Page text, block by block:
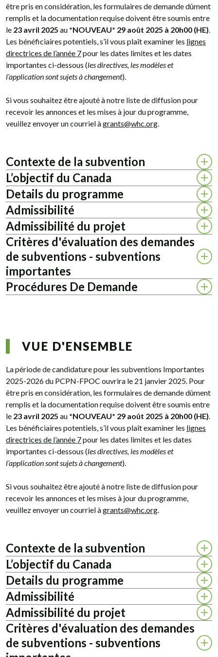
être pris en considération, les formulaires de demande dûment
remplis et la documentation requise doivent être soumis entre
le 23 avril 2025 au *NOUVEAU* 29 août 2025 à 20h00 (HE).
Les bénéficiaires potentiels, s’il vous plaît examiner les lignes
directrices de l’année 7pour les dates limites et les dates
importantes ci-dessous (les directives, les modèles et
l’application sont sujets à changement).
Si vous souhaitez être ajouté à notre liste de diffusion pour
recevoir les annonces et les mises à jour du programme,
veuillez envoyer un courriel àgrants@whc.org.
Contexte de la subvention
L’objectif du Canada
Details du programme
Admissibilité
Admissibilité du projet
Critères d'évaluation des demandes
de subventions - subventions
importantes
Procédures De Demande
VUE D'ENSEMBLE
La période de candidature pour les subventions Importantes
2025-2026 du PCPN-FPOC ouvrira le 21 janvier 2025. Pour
être pris en considération, les formulaires de demande dûment
remplis et la documentation requise doivent être soumis entre
le 23 avril 2025 au *NOUVEAU* 29 août 2025 à 20h00 (HE).
Les bénéficiaires potentiels, s’il vous plaît examiner les lignes
directrices de l’année 7pour les dates limites et les dates
importantes ci-dessous (les directives, les modèles et
l’application sont sujets à changement).
Si vous souhaitez être ajouté à notre liste de diffusion pour
recevoir les annonces et les mises à jour du programme,
veuillez envoyer un courriel àgrants@whc.org.
Contexte de la subvention
L’objectif du Canada
Details du programme
Admissibilité
Admissibilité du projet
Critères d'évaluation des demandes
de subventions - subventions